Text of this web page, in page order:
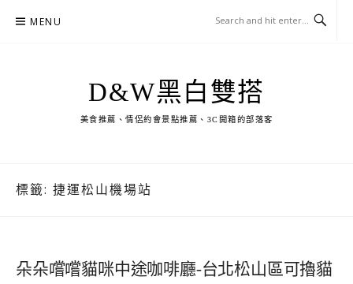
MENU
D&W黑白雙搭
美食推薦、情侶約會景點推薦、3C開箱的部落客
標籤: 捷運松山機場站
朵朵嚐嚐貓咪中途咖啡廳-台北松山區可擼貓